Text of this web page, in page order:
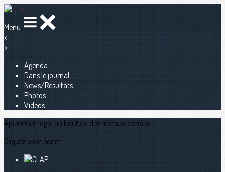
Menu
<
>
Agenda
Dans le journal
News/Résultats
Photos
Videos
Ajoutez un logo, un bouton, des réseaux sociaux
Cliquez pour éditer